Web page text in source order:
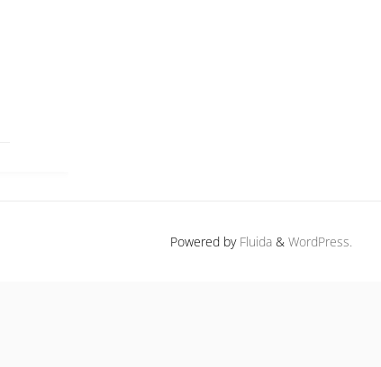
Powered byFluida & WordPress.